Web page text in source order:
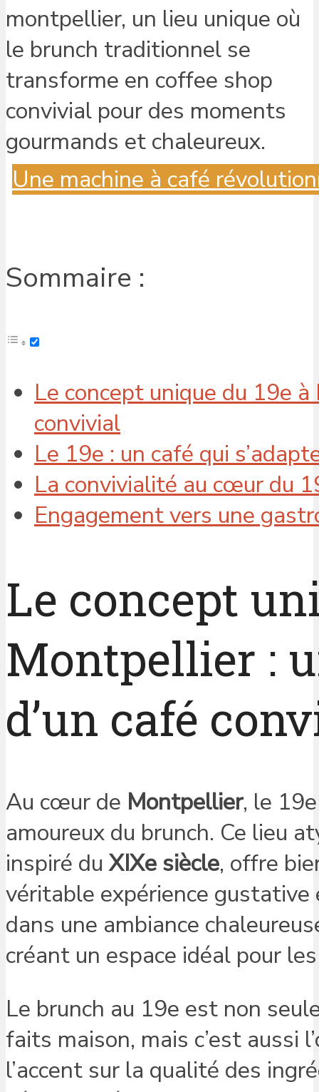
Une machine à café
Sommaire :
Le concept unique du 19e
convivial
Le 19e : un café qui
La convivialité au cœur du
Engagement vers une
Le concept
Montpellier :
d’un café
Au cœur de Montpellier, le
amoureux du brunch. Ce lieu
inspiré duXIXe siècle, offre
véritable expérience
dans une ambiance
créant un espace idéal pour
Le brunch au 19e est non
faits maison, mais c’est aussi
l’accent sur la qualité des